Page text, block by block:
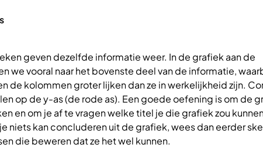
geven dezelfde informatie weer. In de grafiek aan de
we vooral naar het bovenste deel van de informatie,
de kolommen groter lijken dan ze in werkelijkheid zijn.
op de y-as (de rode as). Een goede oefening is om de
en om je af te vragen welke titel je die grafiek zou
niets kan concluderen uit de grafiek, wees dan eerder
die beweren dat ze het wel kunnen.